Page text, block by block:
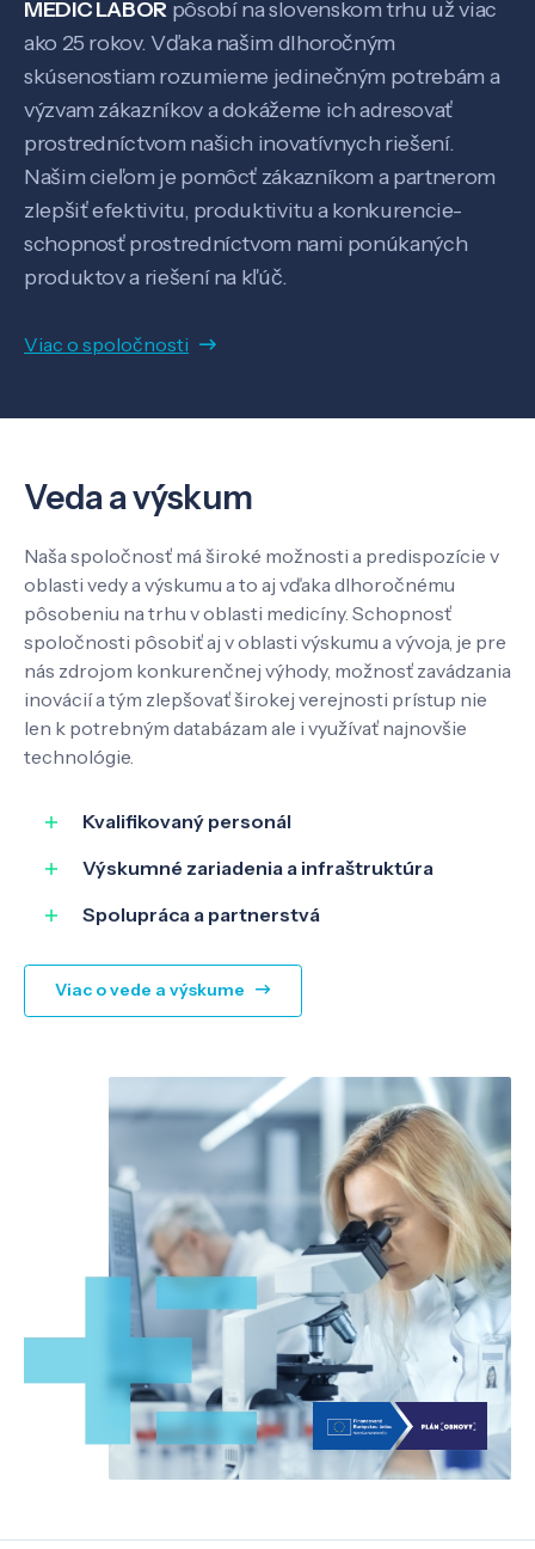
Pôsobenie
Know-how
O nás
MEDIC LABOR pôsobí na slovenskom trhu už viac
ako 25 rokov. Vďaka našim dlhoročným
skúsenostiam rozumieme jedinečným potrebám a
výzvam zákazníkov a dokážeme ich adresovať
prostredníctvom našich inovatívnych riešení.
Našim cieľom je pomôcť zákazníkom a partnerom
zlepšiť efektivitu, produktivitu a konkurencie-
schopnosť prostredníctvom nami ponúkaných
produktov a riešení na kľúč.
Viac o spoločnosti
Veda a výskum
Naša spoločnosť má široké možnosti a predispozície v
oblasti vedy a výskumu a to aj vďaka dlhoročnému
pôsobeniu na trhu v oblasti medicíny. Schopnosť
spoločnosti pôsobiť aj v oblasti výskumu a vývoja, je pre
nás zdrojom konkurenčnej výhody, možnosť zavádzania
inovácií a tým zlepšovať širokej verejnosti prístup nie
len k potrebným databázam ale i využívať najnovšie
technológie.
Kvalifikovaný personál
Výskumné zariadenia a infraštruktúra
Spolupráca a partnerstvá
Viac o vede a výskume